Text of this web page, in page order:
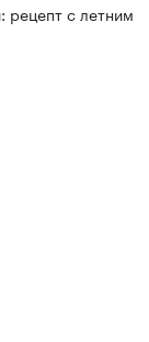
рецепт с летним